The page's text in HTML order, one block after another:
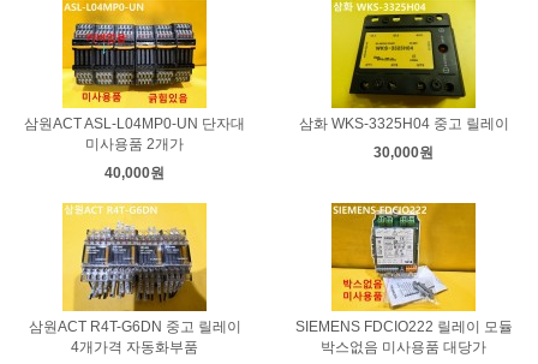
삼원ACT ASL-L04MP0-UN 단자대
미사용품 2개가
40,000원
삼화 WKS-3325H04 중고 릴레이
30,000원
삼원ACT R4T-G6DN 중고 릴레이
4개가격 자동화부품
SIEMENS FDCIO222 릴레이 모듈
박스없음 미사용품 대당가